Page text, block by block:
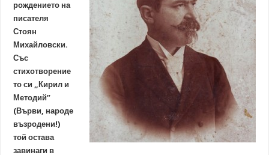
рождението на
писателя
Стоян
Михайловски.
Със
стихотворение
то си „Кирил и
Методий”
(Върви, народе
възродени!)
той остава
завинаги в